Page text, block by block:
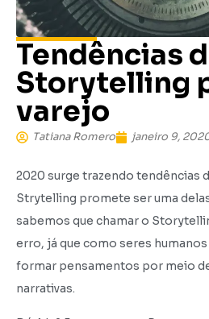
Tendências
Storytelling
varejo
Tatiana Romero janeiro 9,
2020 surge trazendo tendências
Strytelling promete ser uma
sabemos que chamar o
erro, já que como seres
formar pensamentos por meio
narrativas.